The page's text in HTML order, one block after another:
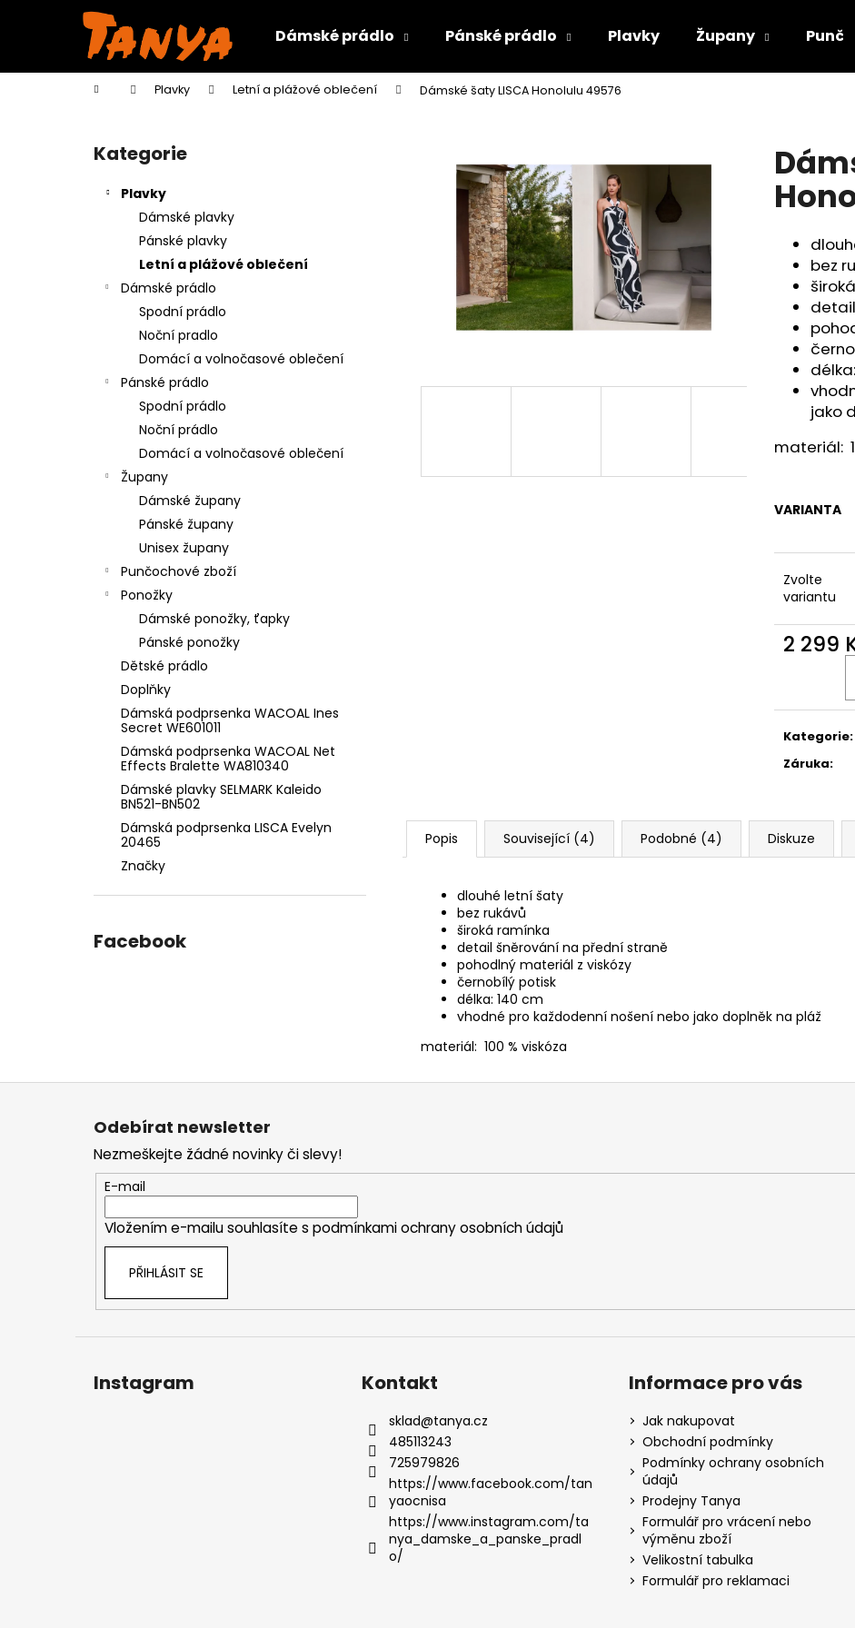
Dámské prádlo Pánské prádlo Plavky Župany
Domů Plavky Letní a plážové oblečení Dámské šaty LISCA Honolulu 49576
Přeskočit
kategorie
Kategorie
Plavky
Dámské plavky
Pánské plavky
Letní a plážové oblečení
Dámské prádlo
Spodní prádlo
Noční pradlo
Domácí a volnočasové oblečení
Pánské prádlo
Spodní prádlo
Noční prádlo
Domácí a volnočasové oblečení
Župany
Dámské župany
Pánské župany
Unisex župany
Punčochové zboží
Ponožky
Dámské ponožky, ťapky
Pánské ponožky
Dětské prádlo
Doplňky
Dámská podprsenka WACOAL Ines
Secret WE601011
Dámská podprsenka WACOAL Net
Effects Bralette WA810340
Dámské plavky SELMARK Kaleido
BN521-BN502
Dámská podprsenka LISCA Evelyn
20465
Značky
Facebook
bez
jako
materiál:
VARIANTA
Zvolte
variantu
2 299
Kategorie:
Záruka:
Popis Související (4) Podobné (4) Diskuze
dlouhé letní šaty
bez rukávů
široká ramínka
detail šněrování na přední straně
pohodlný materiál z viskózy
černobílý potisk
délka: 140 cm
vhodné pro každodenní nošení nebo jako doplněk na pláž
materiál: 100 % viskóza
í
Zpět
do
Zpět
do
Co potřebujete najít?
HLEDAT
Doporučujeme
Odebírat newsletter
Nezmeškejte žádné novinky či slevy!
E-mail
Vložením e-mailu souhlasíte s podmínkami ochrany osobních údajů
PŘIHLÁSIT SE
Instagram Kontakt
sklad@tanya.cz
485113243
725979826
https://www.facebook.com/tan
yaocnisa
https://www.instagram.com/ta
nya_damske_a_panske_pradl
o/
Informace pro vás
Jak nakupovat
Obchodní podmínky
Podmínky ochrany osobních
údajů
Prodejny Tanya
Formulář pro vrácení nebo
výměnu zboží
Velikostní tabulka
Formulář pro reklamaci